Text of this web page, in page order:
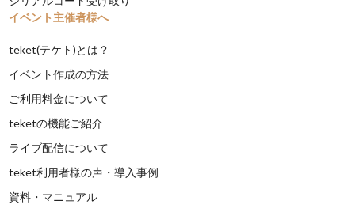
イベント主催者様へ
teket(テケト)とは？
イベント作成の方法
ご利用料金について
teketの機能ご紹介
ライブ配信について
teket利用者様の声・導入事例
資料・マニュアル